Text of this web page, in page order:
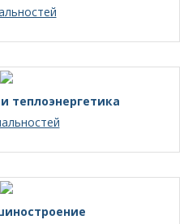
теплоэнергетика